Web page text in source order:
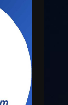
di
il
di